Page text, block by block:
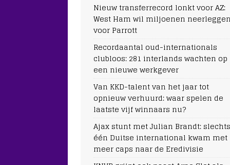
Nieuw transferrecord lonkt voor AZ:
West Ham wil miljoenen neerleggen
voor Parrott
Recordaantal oud-internationals
clubloos: 281 interlands wachten op
een nieuwe werkgever
Van KKD-talent van het jaar tot
opnieuw verhuurd: waar spelen de
laatste vijf winnaars nu?
Ajax stunt met Julian Brandt: slechts
één Duitse international kwam met
meer caps naar de Eredivisie